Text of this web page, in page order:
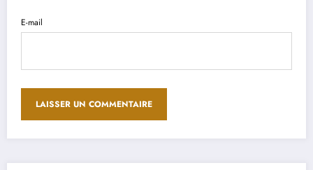
E-mail